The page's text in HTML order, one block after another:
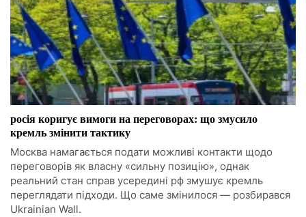
росія коригує вимоги на переговорах: що змусило
кремль змінити тактику
Москва намагається подати можливі контакти щодо
переговорів як власну «сильну позицію», однак
реальний стан справ усередині рф змушує кремль
переглядати підходи. Що саме змінилося — розбирався
Ukrainian Wall.